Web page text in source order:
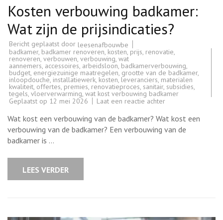
Kosten verbouwing badkamer:
Wat zijn de prijsindicaties?
Bericht geplaatst door leesenafbouwbe
badkamer, badkamer renoveren, kosten, prijs, renovatie,
renoveren, verbouwen, verbouwing, wat
aannemers, accessoires, arbeidsloon, badkamerverbouwing,
budget, energiezuinige maatregelen, grootte van de badkamer,
inloopdouche, installatiewerk, kosten, leveranciers, materialen
kwaliteit, offertes, premies, renovatieproces, sanitair, subsidies,
tegels, vloerverwarming, wat kost verbouwing badkamer
Geplaatst op 12 mei 2026 Laat een reactie achterop
verbouwing
badkamer:
Wat
Wat kost een verbouwing van de badkamer? Wat kost een
verbouwing van de badkamer? Een verbouwing van de
badkamer is …
LEES VERDER